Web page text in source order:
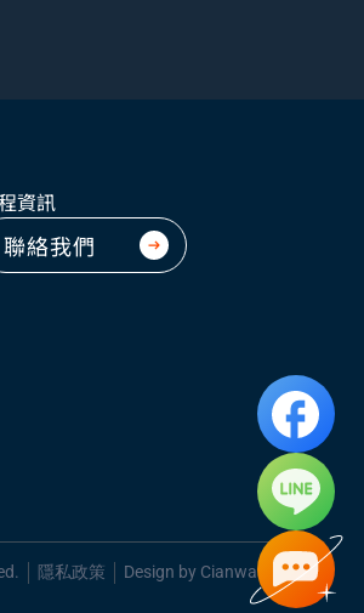
資訊
聯絡我們
隱私政策 Design by Cianwang